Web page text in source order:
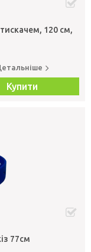
120 см,
Купити
77см